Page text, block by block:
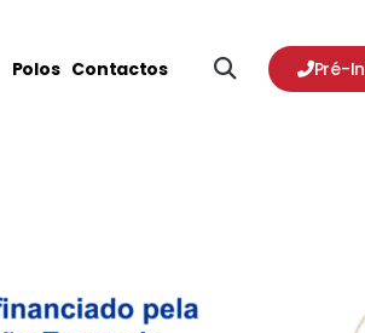
Polos Contactos Pré-